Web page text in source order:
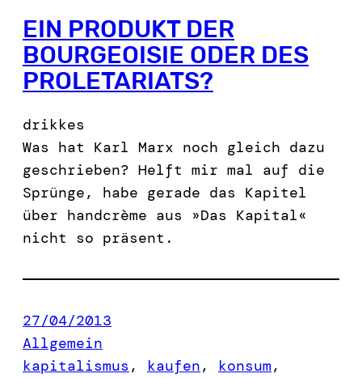
EIN PRODUKT DER
BOURGEOISIE ODER DES
PROLETARIATS?
drikkes
Was hat Karl Marx noch gleich dazu
geschrieben? Helft mir mal auf die
Sprünge, habe gerade das Kapitel
über handcrème aus »Das Kapital«
nicht so präsent.
27/04/2013
Allgemein
kapitalismus , kaufen, konsum